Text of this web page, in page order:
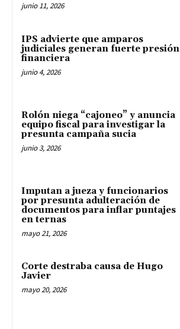
junio 11, 2026
IPS advierte que amparos
judiciales generan fuerte presión
financiera
junio 4, 2026
Rolón niega “cajoneo” y anuncia
equipo fiscal para investigar la
presunta campaña sucia
junio 3, 2026
Imputan a jueza y funcionarios
por presunta adulteración de
documentos para inflar puntajes
en ternas
mayo 21, 2026
Corte destraba causa de Hugo
Javier
mayo 20, 2026